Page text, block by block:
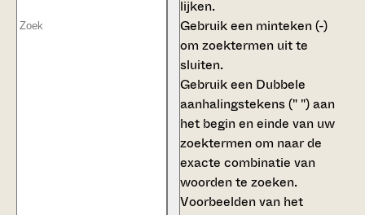
lijken.
Gebruik een minteken (-)
om zoektermen uit te
sluiten.
Gebruik een Dubbele
aanhalingstekens (" ")aan
het begin en einde van uw
zoektermen om naar de
exacte combinatie van
woorden te zoeken.
Voorbeelden van het